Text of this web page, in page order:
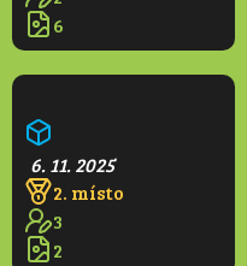
6
6. 11. 2025
2. místo
3
2